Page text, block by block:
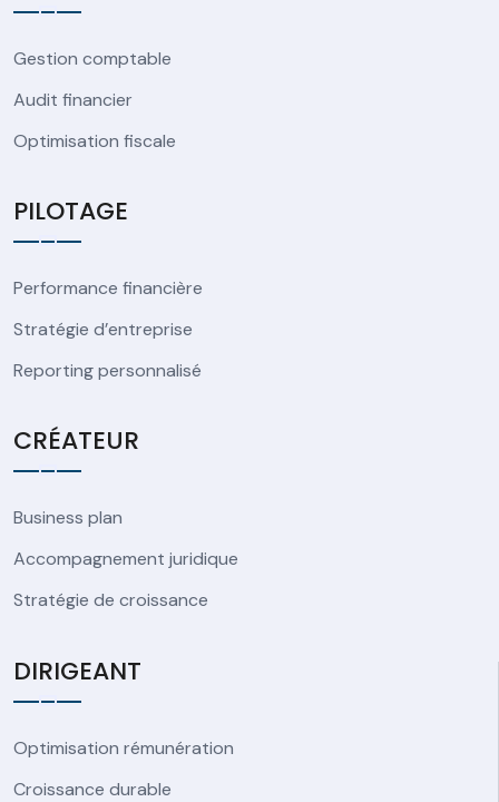
Gestion comptable
Audit financier
Optimisation fiscale
PILOTAGE
Performance financière
Stratégie d’entreprise
Reporting personnalisé
CRÉATEUR
Business plan
Accompagnement juridique
Stratégie de croissance
DIRIGEANT
Optimisation rémunération
Croissance durable